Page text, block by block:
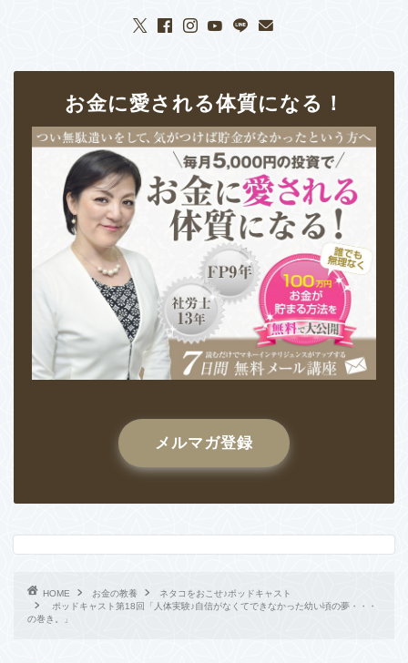
お金に愛される体質になる！
メルマガ登録
HOME お金の教養
ネタコをおこせ♪ポッドキャスト
ポッドキャスト第18回「人体実験♪自信がなくてできなかった幼い頃の夢・・・
の巻き。」